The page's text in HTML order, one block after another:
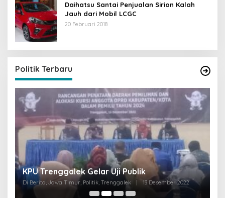
Daihatsu Santai Penjualan Sirion Kalah
Jauh dari Mobil LCGC
20 Februari 2018
Politik Terbaru
KPU Trenggalek Gelar Uji Publik
Di Berita, Jawa Timur, Politik, Trenggalek 13 Desember 2022